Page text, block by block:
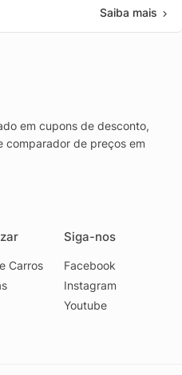
Saiba mais
em cupons de desconto,
comparador de preços em
Carros
Siga-nos
Facebook
Instagram
Youtube